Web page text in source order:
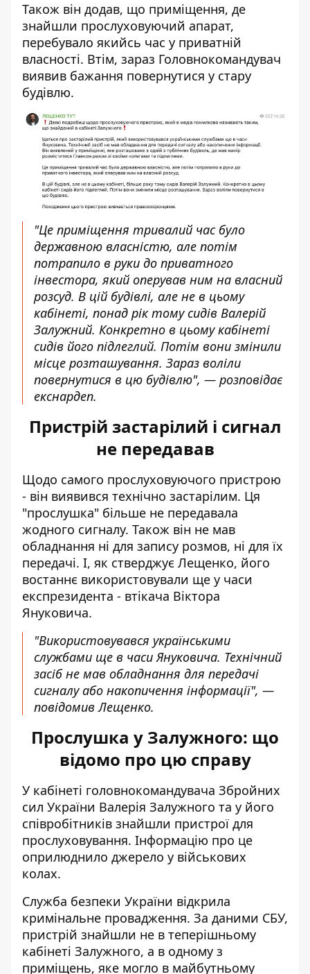
Також він додав, що приміщення, де
знайшли прослуховуючий апарат,
перебувало якийсь час у приватній
власності. Втім, зараз Головнокомандувач
виявив бажання повернутися у стару
будівлю.
"Це приміщення тривалий час було
державною власністю, але потім
потрапило в руки до приватного
інвестора, який оперував ним на власний
розсуд. В цій будівлі, але не в цьому
кабінеті, понад рік тому сидів Валерій
Залужний. Конкретно в цьому кабінеті
сидів його підлеглий. Потім вони змінили
місце розташування. Зараз воліли
повернутися в цю будівлю", — розповідає
екснардеп.
Пристрій застарілий і сигнал
не передавав
Щодо самого прослуховуючого пристрою
- він виявився технічно застарілим. Ця
"прослушка" більше не передавала
жодного сигналу. Також він не мав
обладнання ні для запису розмов, ні для їх
передачі. І, як стверджує Лещенко, його
востаннє використовували ще у часи
експрезидента - втікача Віктора
Януковича.
"Використовувався українськими
службами ще в часи Януковича. Технічний
засіб не мав обладнання для передачі
сигналу або накопичення інформації", —
повідомив Лещенко.
Прослушка у Залужного: що
відомо про цю справу
У кабінеті головнокомандувача Збройних
сил України Валерія Залужного та у його
співробітників знайшли пристрої для
прослуховування. Інформацію про це
оприлюднило джерело у військових
колах.
Служба безпеки України відкрила
кримінальне провадження. За даними СБУ,
пристрій знайшли не в теперішньому
кабінеті Залужного, а в одному з
приміщень, яке могло в майбутньому